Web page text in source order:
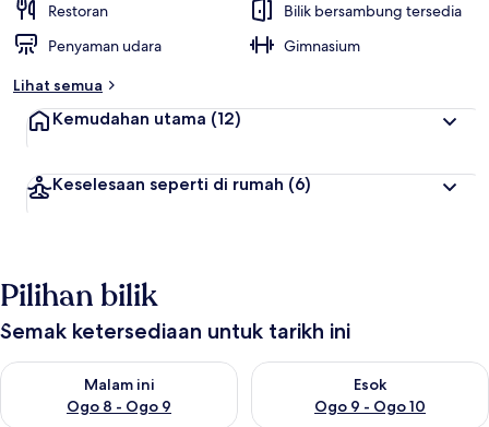
Restoran
Bilik bersambung tersedia
Penyaman udara
Gimnasium
Lihat semua
Kemudahan utama (12)
Keselesaan seperti di rumah (6)
Pilihan bilik
Semak ketersediaan untuk tarikh ini
Malam ini
Ogo 8 - Ogo 9
Semak ketersediaan untuk malam ini Ogo 8 - Ogo 9
Esok
Ogo 9 - Ogo 10
Semak ketersediaan untuk